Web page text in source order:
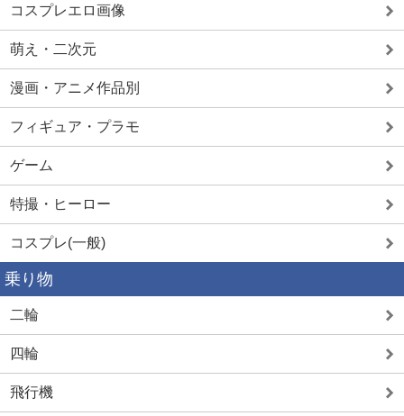
コスプレエロ画像
萌え・二次元
漫画・アニメ作品別
フィギュア・プラモ
ゲーム
特撮・ヒーロー
コスプレ(一般)
乗り物
二輪
四輪
飛行機